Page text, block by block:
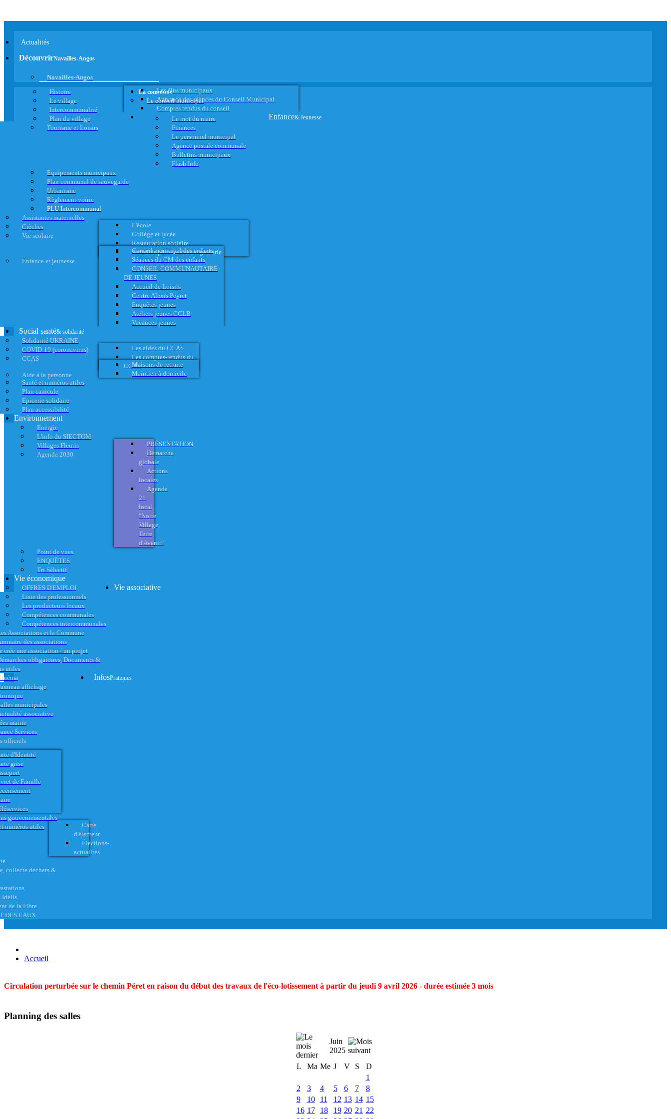
Actualités
DécouvrirNavailles-Angos
Navailles-Angos
Histoire
Le village
Intercommunalité
Plan du village
Tourisme et Loisirs
La commune
Le conseil municipal
Les élus municipaux
Annonce des séances du Conseil Municipal
Comptes rendus du conseil
Le mot du maire
Finances
Le personnel municipal
Agence postale communale
Bulletins municipaux
Flash Info
Equipements municipaux
Plan communal de sauvegarde
Urbanisme
Règlement voirie
PLU Intercommunal
Enfance& Jeunesse
Assistantes maternelles
Crèches
Vie scolaire
L'école
Collège et lycée
Restauration scolaire
Activités périscolaires et garderie
Enfance et jeunesse
Conseil municipal des enfants
Séances du CM des enfants
CONSEIL COMMUNAUTAIRE
DE JEUNES
Accueil de Loisirs
Centre Alexis Peyret
Enquêtes jeunes
Ateliers jeunes CCLB
Vacances jeunes
Social santé& solidarité
Solidarité UKRAINE
COVID-19 (coronavirus)
CCAS
Les aides du CCAS
Les comptes-rendus du
CCAS
Aide à la personne
Maisons de retraite
Maintien à domicile
Santé et numéros utiles
Plan canicule
Epicerie solidaire
Plan accessibilité
Environnement
Energie
L'info du SIECTOM
Villages Fleuris
Agenda 2030
PRÉSENTATION
Démarche
globale
Actions
locales
Agenda
21
local,
"Notre
Village,
Terre
d'Avenir"
Point de vues
ENQUÊTES
Tri Sélectif
Vie économique
OFFRES D'EMPLOI
Liste des professionnels
Les producteurs locaux
Compétences communales
Compétences intercommunales
Vie associative
Associations et la Commune
des associations
crée une association / un projet
obligatoires, Documents &
utiles
affichage
municipales
associative
InfosPratiques
mairie
Services
officiels
d'Identité
grise
de Famille
gouvernementales
numéros utiles
Carte
d'électeur
Élections-
actualités
collecte déchets &
Idélis
de la Fibre
DES EAUX
Accueil
Circulation perturbée sur le chemin Péret en raison du début des travaux de l'éco-lotissement à partir du jeudi 9 avril 2026 - durée estimée 3 mois
Planning des salles
Juin
2025
L
Ma Me J V S
D
1
2
3 4 5 6 7
8
9
10 11 12 13 14 15
16 17 18 19 20 21 22